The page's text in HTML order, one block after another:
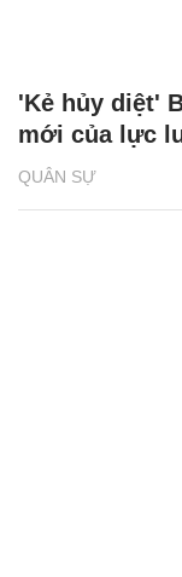
QUÂN SỰ
'Kẻ hủy diệt'
mới của lực